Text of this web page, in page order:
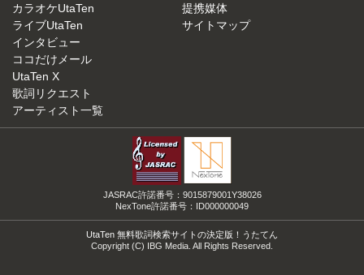
カラオケUtaTen
ライブUtaTen
インタビュー
ココだけメール
UtaTen X
歌詞リクエスト
アーティスト一覧
提携媒体
サイトマップ
JASRAC許諾番号：9015879001Y38026
NexTone許諾番号：ID000000049
UtaTen 無料歌詞検索サイトの決定版！うたてん
Copyright (C) IBG Media. All Rights Reserved.